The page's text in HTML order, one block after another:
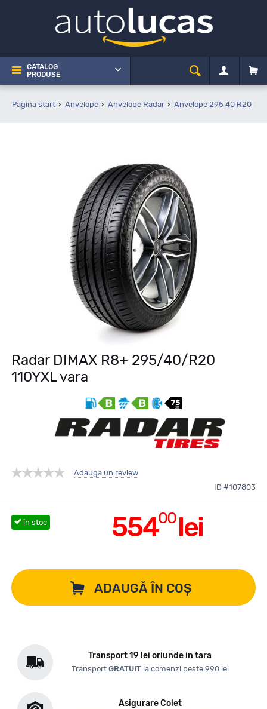
CATALOG
PRODUSE
Pagina start Anvelope Anvelope Radar Anvelope 295 40 R20
Radar DIMAX R8+ 295/40/R20
110YXL vara
Adauga un review
ID #107803
55400lei
în stoc
ADAUGĂ ÎN COȘ
Transport 19 lei oriunde in tara
Transport GRATUITla comenzi peste 990 lei
Asigurare Colet